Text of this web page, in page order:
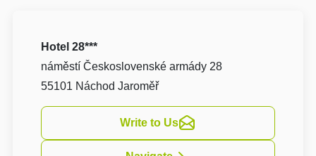
Hotel 28***
náměstí Československé armády 28
55101 Náchod Jaroměř
Write to Us